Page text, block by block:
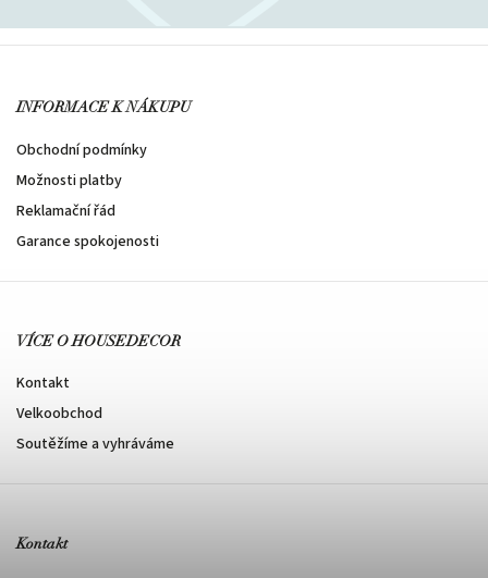
INFORMACE K NÁKUPU
Obchodní podmínky
Možnosti platby
Reklamační řád
Garance spokojenosti
VÍCE O HOUSEDECOR
Kontakt
Velkoobchod
Soutěžíme a vyhráváme
Kontakt